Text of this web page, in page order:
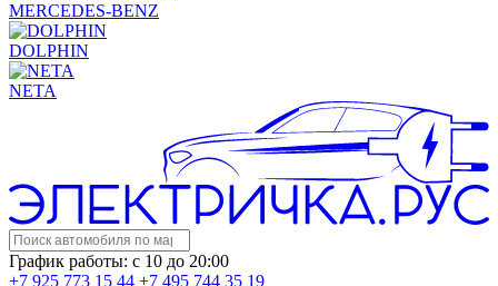
MERCEDES-BENZ
DOLPHIN
NETA
График работы: с 10 до 20:00
+7 925 773 15 44 +7 495 744 35 19